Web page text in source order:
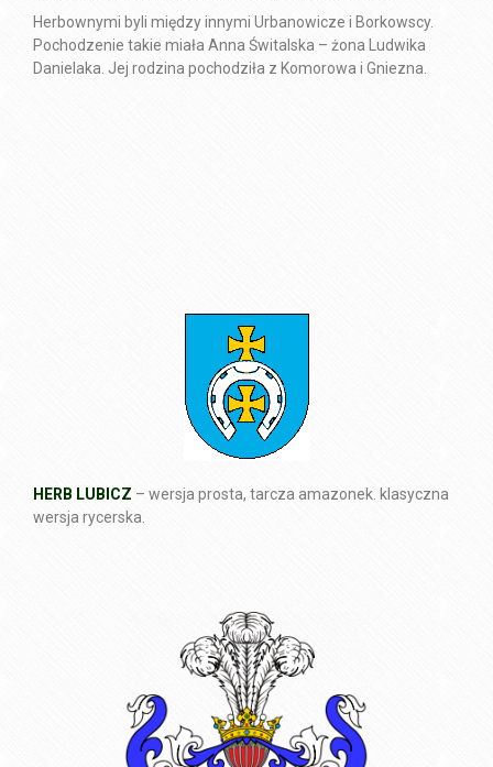
Herbownymi byli między innymi Urbanowicze i Borkowscy.
Pochodzenie takie miała Anna Świtalska – żona Ludwika
Danielaka. Jej rodzina pochodziła z Komorowa i Gniezna.
HERB LUBICZ – wersja prosta, tarcza amazonek. klasyczna
wersja rycerska.